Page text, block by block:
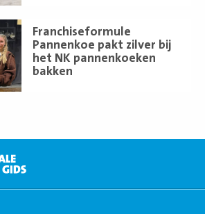
Franchiseformule
Pannenkoe pakt zilver bij
het NK pannenkoeken
bakken